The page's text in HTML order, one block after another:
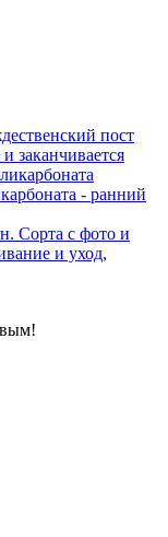
пост
заканчивается
- ранний